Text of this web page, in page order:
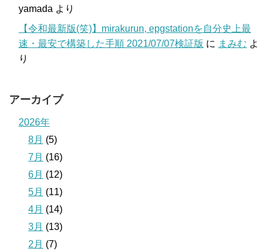
yamada より
【令和最新版(笑)】mirakurun, epgstationを自分史上最
速・最安で構築した手順 2021/07/07検証版 に まみむ よ
り
アーカイブ
2026年
8月 (5)
7月 (16)
6月 (12)
5月 (11)
4月 (14)
3月 (13)
2月 (7)